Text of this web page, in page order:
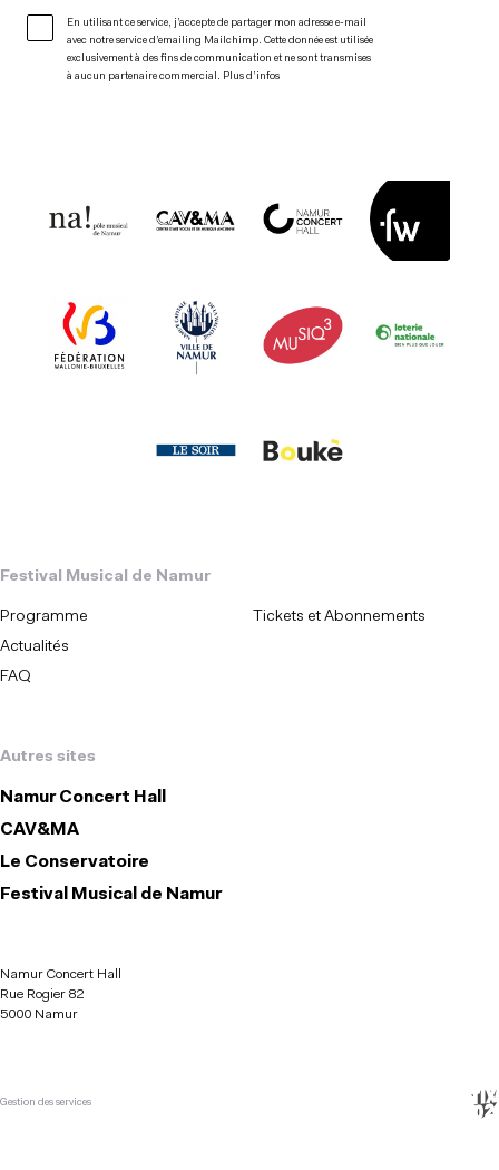
En utilisant ce service, j’accepte de partager mon adresse e-mail
avec notre service d’emailing Mailchimp. Cette donnée est utilisée
exclusivement à des fins de communication et ne sont transmises
à aucun partenaire commercial.
Plus d’infos
Autres sites
Namur Concert Hall
CAV&MA
Le Conservatoire
Festival Musical de Namur
Festival Musical de Namur
Programme
Tickets et Abonnements
Actualités
FAQ
Namur Concert Hall
Rue Rogier 82
5000 Namur
Gestion des services